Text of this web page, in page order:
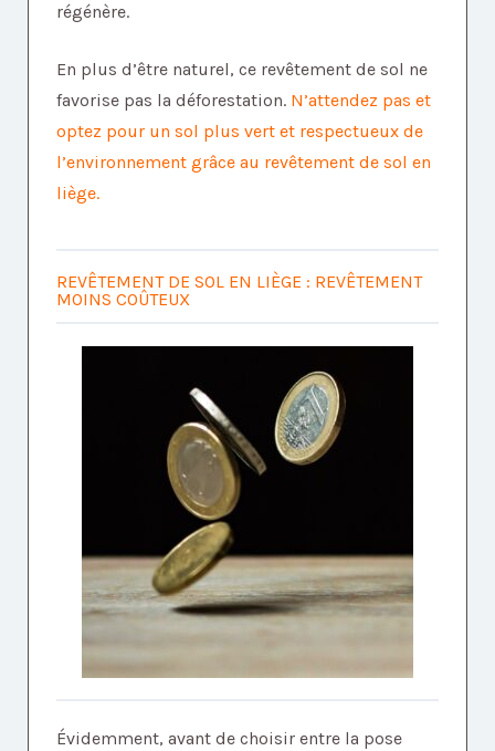
régénère.
En plus d’être naturel, ce revêtement de sol ne
favorise pas la déforestation. N’attendez pas et
optez pour un sol plus vert et respectueux de
l’environnement grâce au revêtement de sol en
liège.
REVÊTEMENT DE SOL EN LIÈGE : REVÊTEMENT
MOINS COÛTEUX
Évidemment, avant de choisir entre la pose